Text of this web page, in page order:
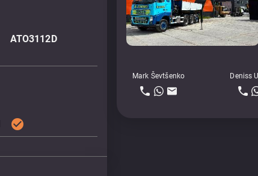
ATO3112D
check_circle
Mark Ševtšenko Deniss